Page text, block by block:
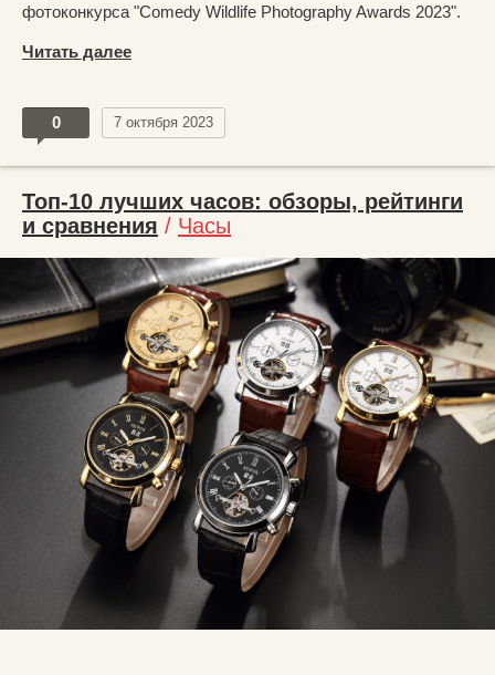
фотоконкурса "Comedy Wildlife Photography Awards 2023".
Читать далее
0 7 октября 2023
Топ-10 лучших часов: обзоры, рейтинги
и сравнения / Часы